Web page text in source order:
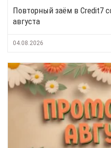
Повторный заём в Credit7
августа
04.08.2026